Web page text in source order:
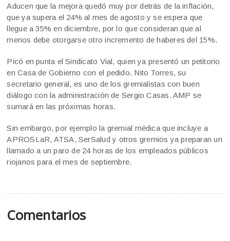
Aducen que la mejora quedó muy por detrás de la inflación,
que ya supera el 24% al mes de agosto y se espera que
llegue a 35% en diciembre, por lo que consideran que al
menos debe otorgarse otro incremento de haberes del 15%.
Picó en punta el Sindicato Vial, quien ya presentó un petitorio
en Casa de Gobierno con el pedido. Nito Torres, su
secretario general, es uno de los gremialistas con buen
diálogo con la administración de Sergio Casas. AMP se
sumará en las próximas horas.
Sin embargo, por ejemplo la gremial médica que incluye a
APROSLaR, ATSA, SerSalud y otros gremios ya preparan un
llamado a un paro de 24 horas de los empleados públicos
riojanos para el mes de septiembre.
Comentarios